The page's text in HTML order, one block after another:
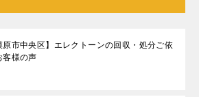
原市中央区】エレクトーンの回収・処分ご依
様の声